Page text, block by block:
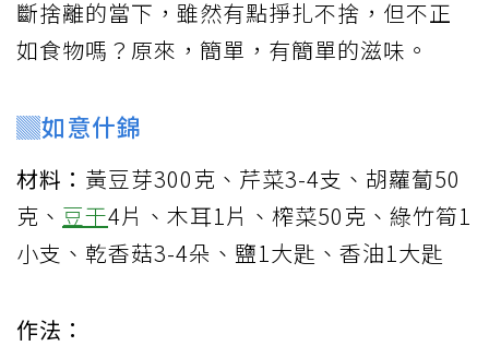
斷捨離的當下，雖然有點掙扎不捨，但不正
如食物嗎？原來，簡單，有簡單的滋味。
▓如意什錦
材料： 黃豆芽300克、芹菜3-4支、胡蘿蔔50
克、 豆干4片、木耳1片、榨菜50克、綠竹筍1
小支、乾香菇3-4朵、鹽1大匙、香油1大匙
作法：